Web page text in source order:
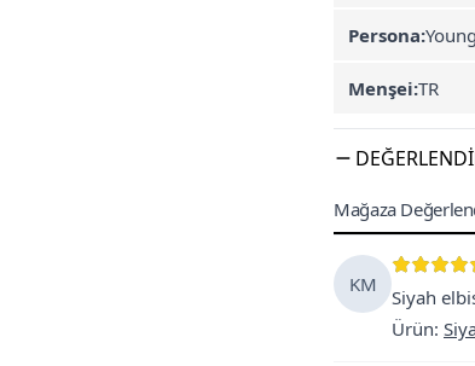
Persona:Young
Menşei:TR
Mağaza
KM
Siyah
Ürün: